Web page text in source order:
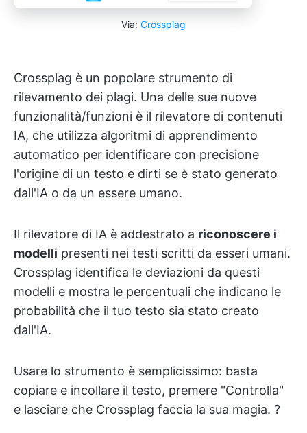
Via: Crossplag
Crossplag è un popolare strumento di
rilevamento dei plagi. Una delle sue nuove
funzionalità/funzioni è il rilevatore di contenuti
IA, che utilizza algoritmi di apprendimento
automatico per identificare con precisione
l'origine di un testo e dirti se è stato generato
dall'IA o da un essere umano.
Il rilevatore di IA è addestrato a riconoscere i
modelli presenti nei testi scritti da esseri umani.
Crossplag identifica le deviazioni da questi
modelli e mostra le percentuali che indicano le
probabilità che il tuo testo sia stato creato
dall'IA.
Usare lo strumento è semplicissimo: basta
copiare e incollare il testo, premere "Controlla"
e lasciare che Crossplag faccia la sua magia. ?